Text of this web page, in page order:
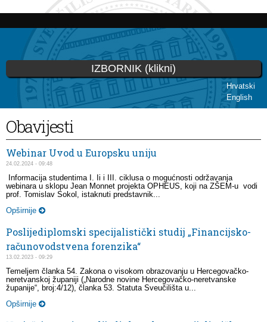
Skip to
content
Hrvatski
English
IZBORNIK (klikni)
You are here
Obavijesti
Webinar Uvod u Europsku uniju
24.02.2024 - 09:48
Informacija studentima I. Ii i III. ciklusa o mogućnosti održavanja
webinara u sklopu Jean Monnet projekta OPHEUS, koji na ZŠEM-u vodi
prof. Tomislav Sokol, istaknuti predstavnik...
Opširnije
Poslijediplomski specijalistički studij „Financijsko-
računovodstvena forenzika“
13.02.2023 - 09:29
Temeljem članka 54. Zakona o visokom obrazovanju u Hercegovačko-
neretvanskoj županiji („Narodne novine Hercegovačko-neretvanske
županije“, broj:4/12), članka 53. Statuta Sveučilišta u...
Opširnije